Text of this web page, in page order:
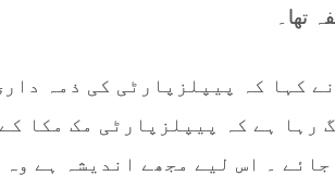
تھا۔
کہا کہ پیپلزپارٹی کی ذمہ
رہا ہے کہ پیپلزپارٹی مک مکا
جائے ۔ اس لیے مجھے اندیشہ ہے